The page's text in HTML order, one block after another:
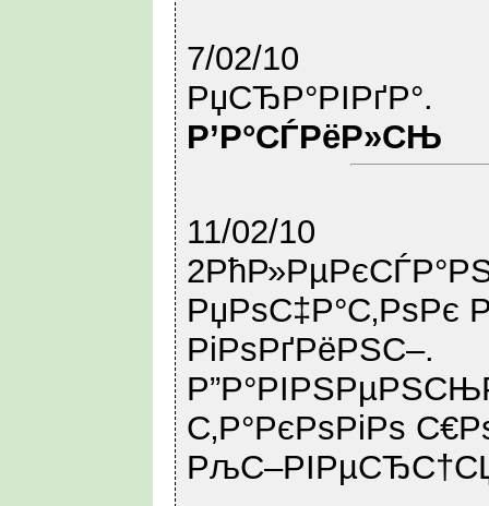
7/02/10
РџСЂР°РІРґР°.
Р’Р°СЃРёР»СЊ
11/02/10
РџРѕС‡Р°С‚РѕРє
РіРѕРґРёРЅС–.
С‚Р°РєРѕРіРѕ